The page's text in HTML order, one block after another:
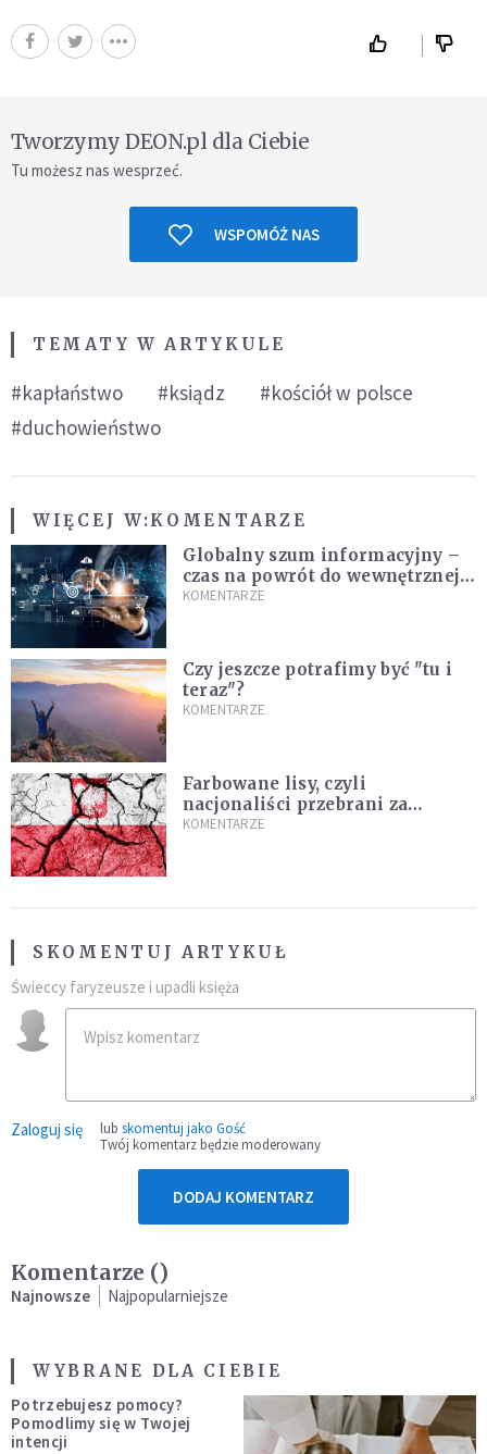
Tworzymy DEON.pl dla Ciebie
Tu możesz nas wesprzeć.
WSPOMÓŻ NAS
TEMATY W ARTYKULE
#kapłaństwo #ksiądz
#kościół w polsce
#duchowieństwo
WIĘCEJ W:KOMENTARZE
Globalny szum informacyjny –
czas na powrót do wewnętrznej
prawdy
KOMENTARZE
Czy jeszcze potrafimy być "tu i
teraz"?
KOMENTARZE
Farbowane lisy, czyli
nacjonaliści przebrani za
chrześcijan
KOMENTARZE
SKOMENTUJ ARTYKUŁ
Świeccy faryzeusze i upadli księża
Zaloguj się lub skomentuj jako Gość
Twój komentarz będzie moderowany
DODAJ KOMENTARZ
Komentarze ()
Najnowsze Najpopularniejsze
WYBRANE DLA CIEBIE
Potrzebujesz pomocy?
Pomodlimy się w Twojej
intencji